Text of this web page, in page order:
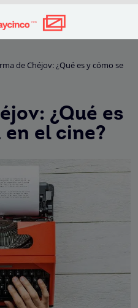
de Chéjov: ¿Qué es y cómo se
¿Qué es
en el cine?